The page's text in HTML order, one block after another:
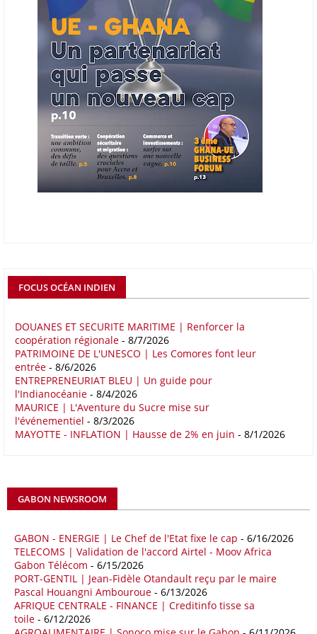
06/06/26 AFRICA FINANCE CORPORATION
Cette semaine, Africa Finance Corporation (AFC) a annoncé avoir
bouclé un prêt syndiqué de 2 milliards de dollars, la plus importante
levée de son histoire. Initialement calibrée à 1,6 milliard, l'opération a
été relevée de 400 millions face à l'afflux des souscriptions de
banques internationales. Plus du tiers des fonds proviennent
d'institutions financières asiatiques, à parts égales avec l'Europe.
L'Asie-Pacifique et l'Europe pèsent chacune 35 % du tour de table,
devant le Moyen-Orient (25 %) et l'Afrique (5 %), selon le communiqué
de l'institution panafricaine, qui compte 48 pays membres.
ECHANGES AFRIQUE - UE
détermine un rapport publié début mai 2026 par le cabinet de conseil
Boston Consulting Group (BCG). Intitulé « Strengthening the Africa-
rapport note que les relations entre l'Afrique et l'Europe trouvent leur
fondement dans la proximité géographique et des dynamiques socio-
économiques complémentaires.
16/05/26 COMMERCE CHINE - AFRIQUE
Le déficit commercial de l’Afrique avec la Chine s’est creusé de 48,27
% au cours des quatre premiers mois de 2026 comparativement à la
même période de 2025 pour s’établir à 36,8 milliards de dollars, en
avril, à 81,82 milliards de dollars. Durant la même période, les
importations chinoises en provenance du continent ont atteint 45,02
quatre premiers mois de 2025.
09/05/26 ITALIE - LIBYE
Les deux pays veulent accélérer leurs projets gaziers communs, afin
de sécuriser davantage les approvisionnements énergétiques en
Méditerranée, dans un contexte marqué par des tensions
géopolitiques internationales et des perturbations sur le marché
FOCUS OCÉAN INDIEN
DOUANES ET SECURITE MARITIME | Renforcer la
coopération régionale - 8/7/2026
PATRIMOINE DE L'UNESCO | Les Comores font leur
entrée - 8/6/2026
ENTREPRENEURIAT BLEU | Un guide pour
l'Indianocéanie - 8/4/2026
MAURICE | L'Aventure du Sucre mise sur
l'événementiel - 8/3/2026
MAYOTTE - INFLATION | Hausse de 2% en juin - 8/1/2026
GABON NEWSROOM
GABON - ENERGIE | Le Chef de l'Etat fixe le cap - 6/16/2026
TELECOMS | Validation de l'accord Airtel - Moov Africa
Gabon Télécom - 6/15/2026
PORT-GENTIL | Jean-Fidèle Otandault reçu par le maire
Pascal Houangni Ambouroue - 6/13/2026
AFRIQUE CENTRALE - FINANCE | Creditinfo tisse sa
toile - 6/12/2026